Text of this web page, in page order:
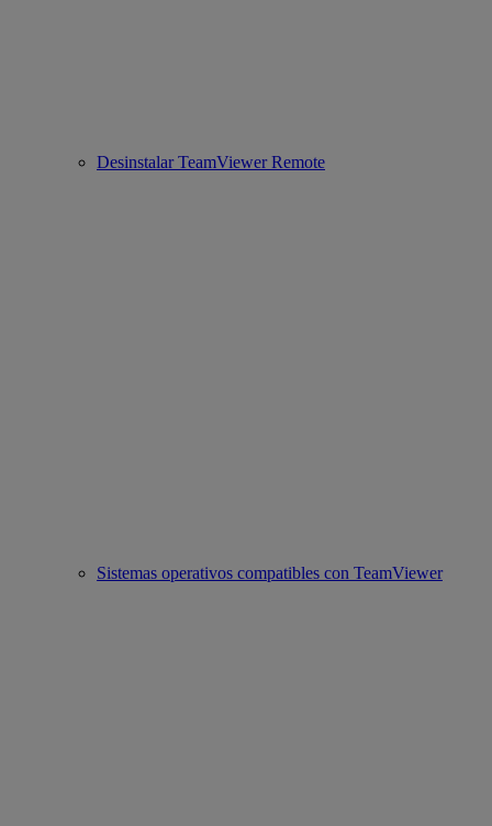
Desinstalar TeamViewer Remote
Sistemas operativos compatibles con TeamViewer